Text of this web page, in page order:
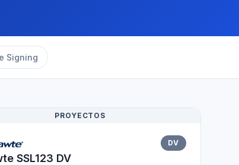
Signing
PROYECTOS
DV
SSL123 DV